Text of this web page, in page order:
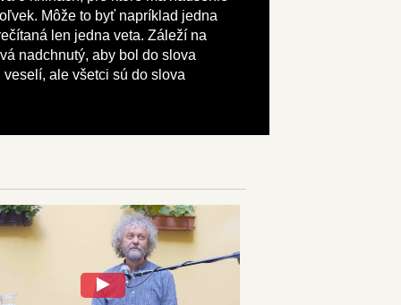
Môže to byť napríklad jedna
len jedna veta. Záleží na
nadchnutý, aby bol do slova
ale všetci sú do slova